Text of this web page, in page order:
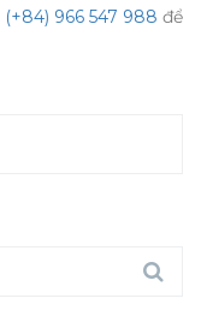
(+84) 966 547 988 để